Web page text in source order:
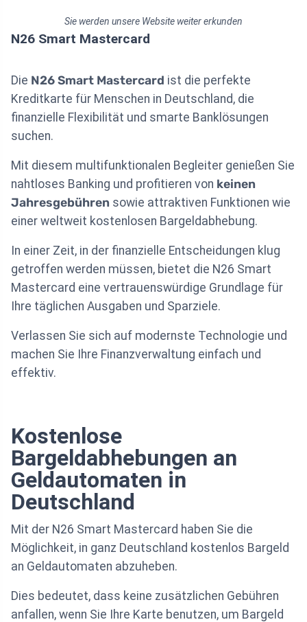
Sie werden unsere Website weiter erkunden
N26 Smart Mastercard
Die N26 Smart Mastercard ist die perfekte
Kreditkarte für Menschen in Deutschland, die
finanzielle Flexibilität und smarte Banklösungen
suchen.
Mit diesem multifunktionalen Begleiter genießen Sie
nahtloses Banking und profitieren von keinen
Jahresgebühren sowie attraktiven Funktionen wie
einer weltweit kostenlosen Bargeldabhebung.
In einer Zeit, in der finanzielle Entscheidungen klug
getroffen werden müssen, bietet die N26 Smart
Mastercard eine vertrauenswürdige Grundlage für
Ihre täglichen Ausgaben und Sparziele.
Verlassen Sie sich auf modernste Technologie und
machen Sie Ihre Finanzverwaltung einfach und
effektiv.
Kostenlose
Bargeldabhebungen an
Geldautomaten in
Deutschland
Mit der N26 Smart Mastercard haben Sie die
Möglichkeit, in ganz Deutschland kostenlos Bargeld
an Geldautomaten abzuheben.
Dies bedeutet, dass keine zusätzlichen Gebühren
anfallen, wenn Sie Ihre Karte benutzen, um Bargeld